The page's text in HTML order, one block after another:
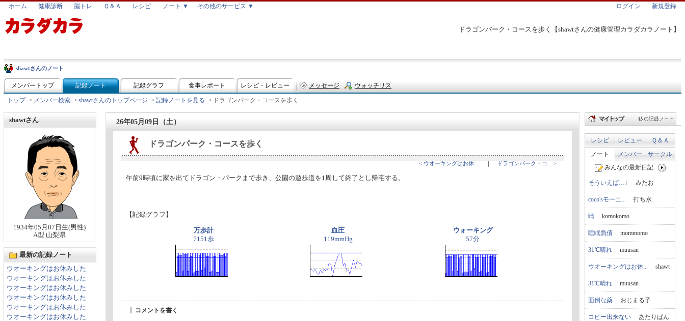
ドラゴンパーク・コースを歩く【shawtさんの健康管理カラダカラノート】
ホーム 健康診断 脳トレ Ｑ＆Ａ レシピ ノート ▼ その他のサービス ▼ ログイン 新規登録
shawtさんのノート
メンバートップ 記録ノート 記録グラフ 食事レポート レシピ・レビュー メッセージ ウォッチリス
トップ > メンバー検索 > shawtさんのトップページ > 記録ノートを見る > ドラゴンパーク・コースを歩く
shawtさん
1934年05月07日生(男性)
A型 山梨県
最新の記録ノート
ウオーキングはお休みした
ウオーキングはお休みした
ウオーキングはお休みした
ウオーキングはお休みした
ウオーキングはお休みした
ウオーキングはお休みした
26年05月09日（土）
ドラゴンパーク・コースを歩く
< ウオーキングはお休... ｜ ドラゴンパーク・コ... >
午前9時頃に家を出てドラゴン・パークまで歩き、公園の遊歩道を1周して終了とし帰宅する。
【記録グラフ】
万歩計
7151歩
血圧
119mmHg
ウォーキング
57分
コメントを書く
レシピ レビュー
Ｑ＆Ａ
ノート
メンバー
サークル
みんなの最新日記
そういえば…↓ みたお
coco'sモーニ... 打ち水
晴 komokomo
睡眠負債 mommomo
31℃晴れ muusan
ウオーキングはお休... shawt
31℃晴れ muusan
面倒な薬 おじまる子
コピー出来ない あたりばん